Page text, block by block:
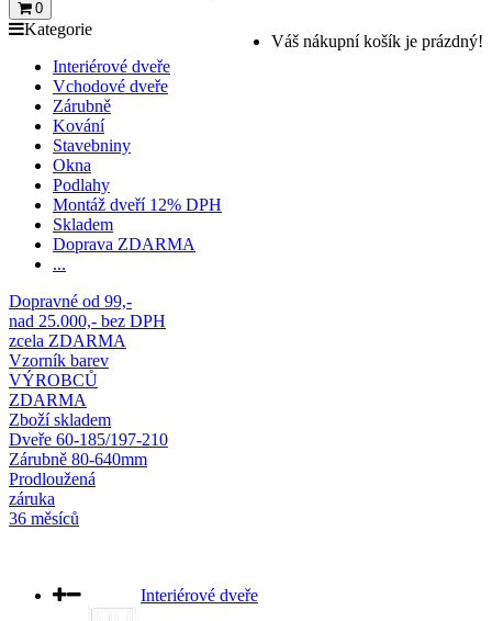
0
Váš nákupní košík je prázdný!
Kategorie
Interiérové dveře
Vchodové dveře
Zárubně
Kování
Stavebniny
Okna
Podlahy
Montáž dveří 12% DPH
Skladem
Doprava ZDARMA
...
Dopravné od 99,-
nad 25.000,- bez DPH
zcela ZDARMA
Vzorník barev
VÝROBCŮ
ZDARMA
Zboží skladem
Dveře 60-185/197-210
Zárubně 80-640mm
Prodloužená
záruka
36 měsíců
Interiérové dveře